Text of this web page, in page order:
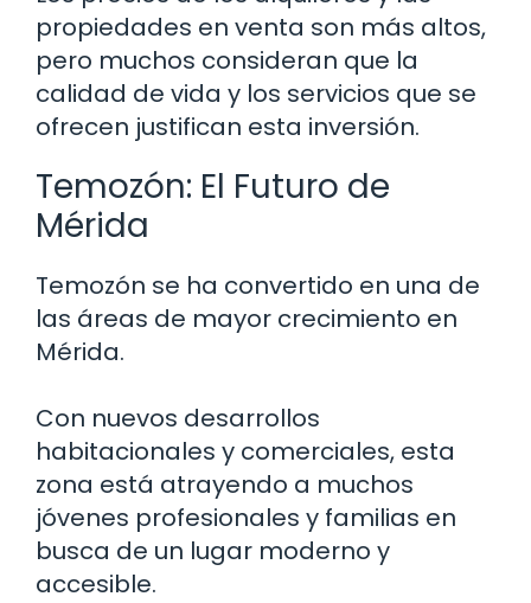
propiedades en venta son más altos,
pero muchos consideran que la
calidad de vida y los servicios que se
ofrecen justifican esta inversión.
Temozón: El Futuro de
Mérida
Temozón se ha convertido en una de
las áreas de mayor crecimiento en
Mérida.
Con nuevos desarrollos
habitacionales y comerciales, esta
zona está atrayendo a muchos
jóvenes profesionales y familias en
busca de un lugar moderno y
accesible.